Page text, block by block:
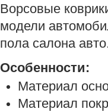
Ворсовые
модели
пола салона
Особенности:
Материал
Материал